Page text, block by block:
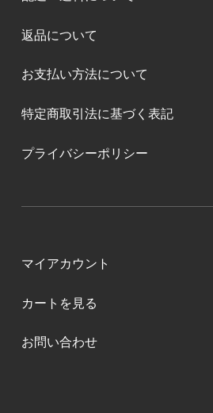
返品について
お支払い方法について
特定商取引法に基づく表記
プライバシーポリシー
マイアカウント
カートを見る
お問い合わせ